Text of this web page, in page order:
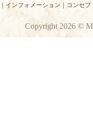
インフォメーション コンセプ
Copyright 2026 ©